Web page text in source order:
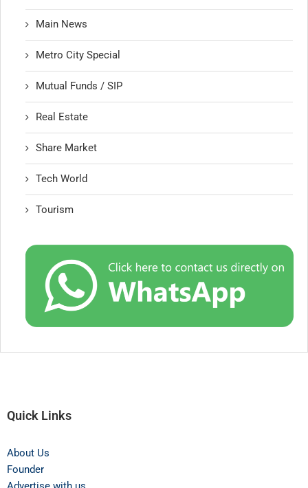
Main News
Metro City Special
Mutual Funds / SIP
Real Estate
Share Market
Tech World
Tourism
Quick Links
About Us
Founder